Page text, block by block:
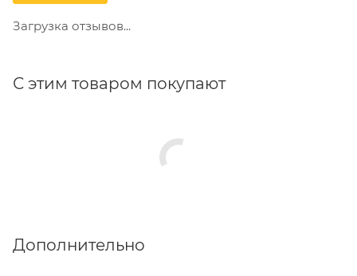
Загрузка отзывов...
С этим товаром покупают
Дополнительно